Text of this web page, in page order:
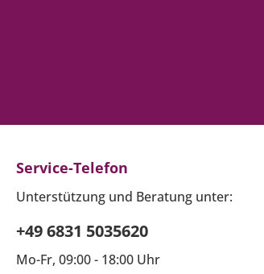
Service-Telefon
Unterstützung und Beratung unter:
+49 6831 5035620
Mo-Fr, 09:00 - 18:00 Uhr